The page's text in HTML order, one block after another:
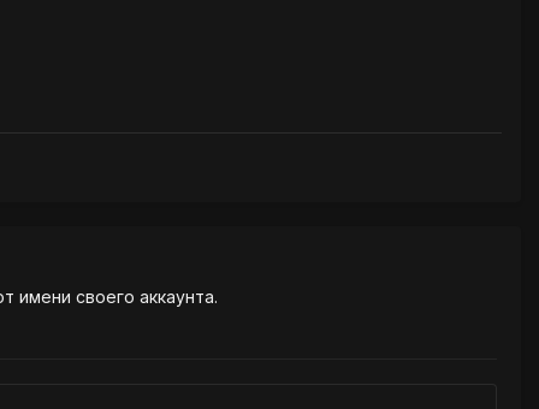
имени своего аккаунта.